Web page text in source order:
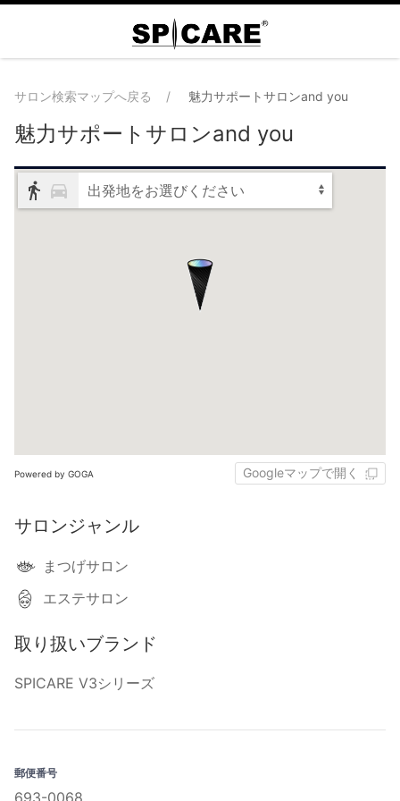
サロン検索マップへ戻る 魅力サポートサロンand you
魅力サポートサロンand you
出発地をお選びください
Powered by GOGA Googleマップで開く
サロンジャンル
まつげサロン
エステサロン
取り扱いブランド
SPICARE V3シリーズ
郵便番号